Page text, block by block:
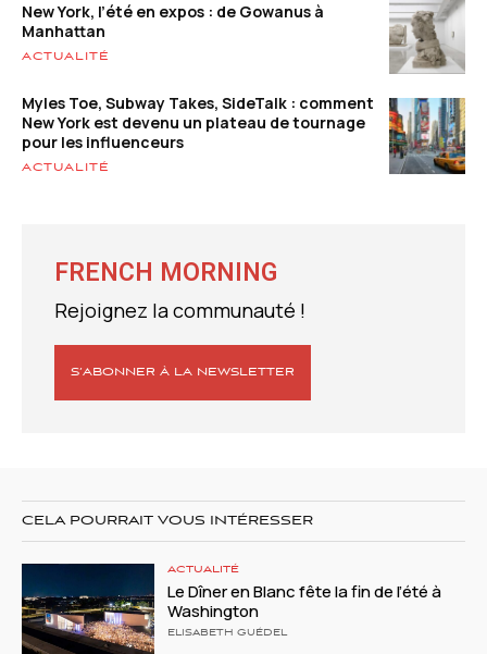
New York, l’été en expos : de Gowanus à
Manhattan
ACTUALITÉ
Myles Toe, Subway Takes, SideTalk : comment
New York est devenu un plateau de tournage
pour les influenceurs
ACTUALITÉ
FRENCH MORNING
Rejoignez la communauté !
S’ABONNER À LA NEWSLETTER
CELA POURRAIT VOUS INTÉRESSER
ACTUALITÉ
Le Dîner en Blanc fête la fin de l’été à
Washington
ELISABETH GUÉDEL